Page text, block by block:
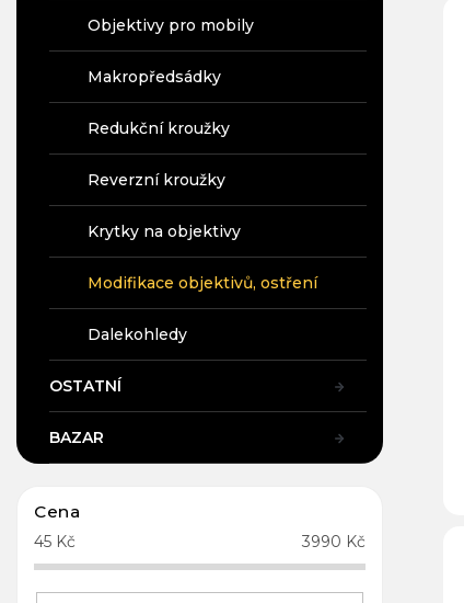
Cena
45 Kč 3990 Kč
Objektivy pro mobily
Makropředsádky
Redukční kroužky
Reverzní kroužky
Krytky na objektivy
Modifikace objektivů, ostření
Dalekohledy
OSTATNÍ
BAZAR